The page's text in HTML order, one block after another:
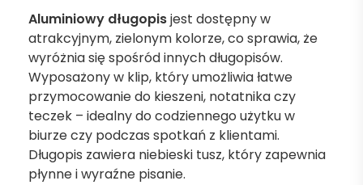
Aluminiowy długopisjest dostępny w
atrakcyjnym, zielonym kolorze, co sprawia, że
wyróżnia się spośród innych długopisów.
Wyposażony w klip, który umożliwia łatwe
przymocowanie do kieszeni, notatnika czy
teczek – idealny do codziennego użytku w
biurze czy podczas spotkań z klientami.
Długopis zawiera niebieski tusz, który zapewnia
płynne i wyraźne pisanie.